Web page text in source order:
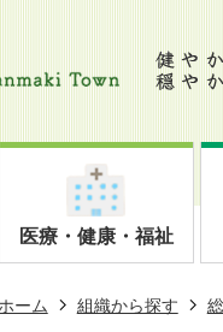
医療・健康・福祉
ホーム 組織から探す